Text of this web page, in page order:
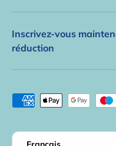
Inscrivez-vous
réduction
Méthodes de
Langue